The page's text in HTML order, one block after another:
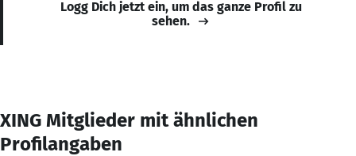
Logg Dich jetzt ein, um das ganze Profil zu
sehen.
XING Mitglieder mit ähnlichen
Profilangaben